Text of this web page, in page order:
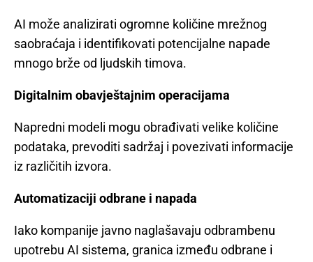
AI može analizirati ogromne količine mrežnog
saobraćaja i identifikovati potencijalne napade
mnogo brže od ljudskih timova.
Digitalnim obavještajnim operacijama
Napredni modeli mogu obrađivati velike količine
podataka, prevoditi sadržaj i povezivati informacije
iz različitih izvora.
Automatizaciji odbrane i napada
Iako kompanije javno naglašavaju odbrambenu
upotrebu AI sistema, granica između odbrane i